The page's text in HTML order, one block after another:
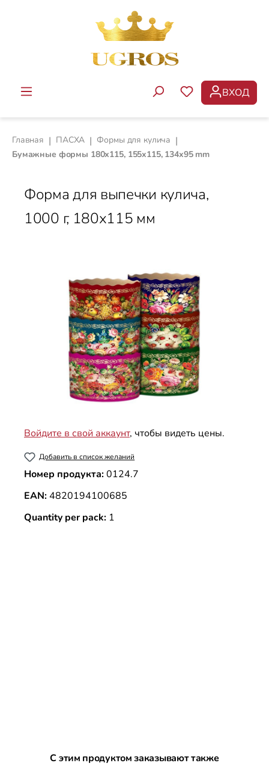
Перейти к основному содержанию
У ВАС ЕСТЬ
ВХОД
Главная | ПАСХА | Формы для кулича |
Бумажные формы 180х115, 155x115, 134x95 mm
Форма для выпечки кулича,
1000 г, 180х115 мм
Войдите в свой аккаунт, чтобы видеть цены.
Добавить в список желаний
Номер продукта:0124.7
EAN:4820194100685
Quantity per pack: 1
Пропустить галерею продуктов
С этим продуктом заказывают также